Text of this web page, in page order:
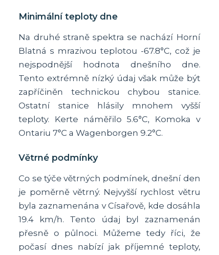
Minimální teploty dne
Na druhé straně spektra se nachází Horní
Blatná s mrazivou teplotou -67.8°C, což je
nejspodnější hodnota dnešního dne.
Tento extrémně nízký údaj však může být
zapříčiněn technickou chybou stanice.
Ostatní stanice hlásily mnohem vyšší
teploty. Kerte náměřilo 5.6°C, Komoka v
Ontariu 7°C a Wagenborgen 9.2°C.
Větrné podmínky
Co se týče větrných podmínek, dnešní den
je poměrně větrný. Nejvyšší rychlost větru
byla zaznamenána v Císařově, kde dosáhla
19.4 km/h. Tento údaj byl zaznamenán
přesně o půlnoci. Můžeme tedy říci, že
počasí dnes nabízí jak příjemné teploty,